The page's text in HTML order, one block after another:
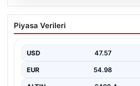
05.08.2026
Burdur’da Park Yeri
Baba ve Oğlu Bıçakla
anlaşmazlık, komşular arasında
kanlı…
Piyasa Verileri
USD 47.57
EUR 54.98